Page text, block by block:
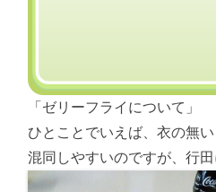
「ゼリーフライについて」
ひとことでいえば、衣の無
混同しやすいのですが、行